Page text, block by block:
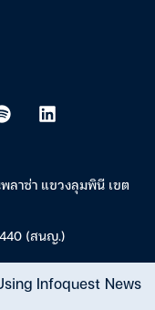
ลาซ่า แขวงลุมพินี เขต
(สนญ.)
Infoquest News